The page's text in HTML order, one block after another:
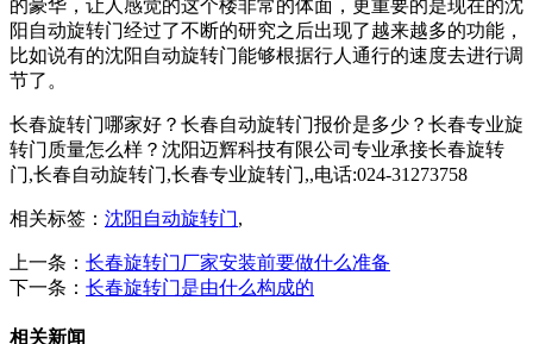
的豪华，让人感觉的这个楼非常的体面，更重要的是现在的沈
阳自动旋转门经过了不断的研究之后出现了越来越多的功能，
比如说有的沈阳自动旋转门能够根据行人通行的速度去进行调
节了。
长春旋转门哪家好？长春自动旋转门报价是多少？长春专业旋
转门质量怎么样？沈阳迈辉科技有限公司专业承接长春旋转
门,长春自动旋转门,长春专业旋转门,,电话:024-31273758
相关标签： 沈阳自动旋转门,
上一条： 长春旋转门厂家安装前要做什么准备
下一条： 长春旋转门是由什么构成的
相关新闻